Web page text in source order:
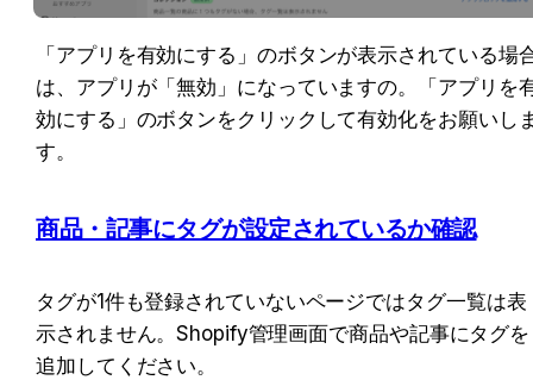
「アプリを有効にする」のボタンが表示されている場
は、アプリが「無効」になっていますの。「アプリを
効にする」のボタンをクリックして有効化をお願いし
す。
商品・記事にタグが設定されているか確認
タグが1件も登録されていないページではタグ一覧は表
示されません。Shopify管理画面で商品や記事にタグを
追加してください。